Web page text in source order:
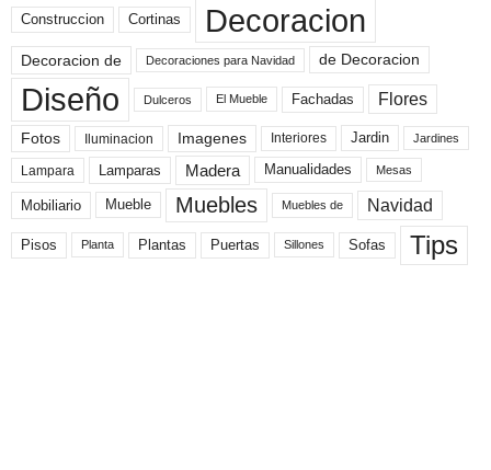
Construccion Cortinas Decoracion
Decoracion de Decoraciones para Navidad de Decoracion
Diseño Dulceros El Mueble Fachadas Flores
Fotos Iluminacion Imagenes Interiores Jardin Jardines
Lampara Lamparas Madera Manualidades Mesas
Mobiliario Mueble Muebles Muebles de Navidad
Pisos Planta Plantas Puertas Sillones Sofas Tips